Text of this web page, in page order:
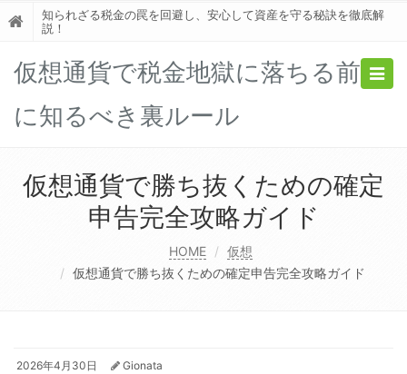
知られざる税金の罠を回避し、安心して資産を守る秘訣を徹底解
説！
仮想通貨で税金地獄に落ちる前
に知るべき裏ルール
仮想通貨で勝ち抜くための確定
申告完全攻略ガイド
HOME
仮想
仮想通貨で勝ち抜くための確定申告完全攻略ガイド
2026年4月30日 Gionata